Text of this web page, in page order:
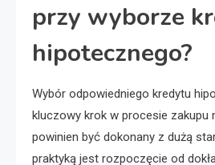
przy wyborze
hipotecznego?
Wybór odpowiedniego kredytu
kluczowy krok w procesie zakupu
powinien być dokonany z dużą
praktyką jest rozpoczęcie od